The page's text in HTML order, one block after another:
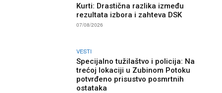
Kurti: Drastična razlika između
rezultata izbora i zahteva DSK
07/08/2026
VESTI
Specijalno tužilaštvo i policija: Na
trećoj lokaciji u Zubinom Potoku
potvrđeno prisustvo posmrtnih
ostataka